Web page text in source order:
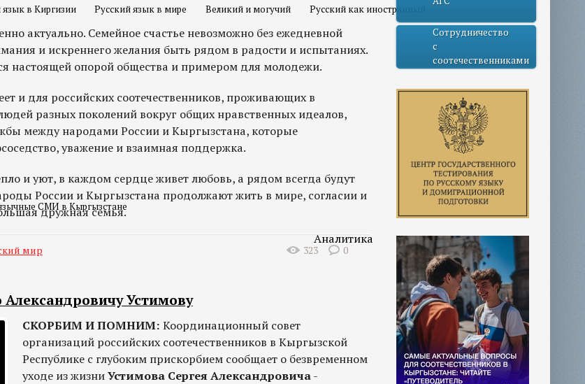
язык в Киргизии Русский язык в мире Великий и могучий Русский как иностранный
СМИ в Кыргызстане
Аналитика
актуально. Семейное счастье невозможно без ежедневной
и искреннего желания быть рядом в радости и испытаниях.
настоящей опорой общества и примером для молодежи.
и для российских соотечественников, проживающих в
разных поколений вокруг общих нравственных идеалов,
между народами России и Кыргызстана, которые
уважение и взаимная поддержка.
и уют, в каждом сердце живет любовь, а рядом всегда будут
России и Кыргызстана продолжают жить в мире, согласии и
дружная семья.
мир 323 0
Устимову
СКОРБИМ И ПОМНИМ: Координационный совет
организаций российских соотечественников в Кыргызской
Республике с глубоким прискорбием сообщает о безвременном
уходе из жизниУстимова Сергея Александровича-
Сотрудничество
с
соотечественниками